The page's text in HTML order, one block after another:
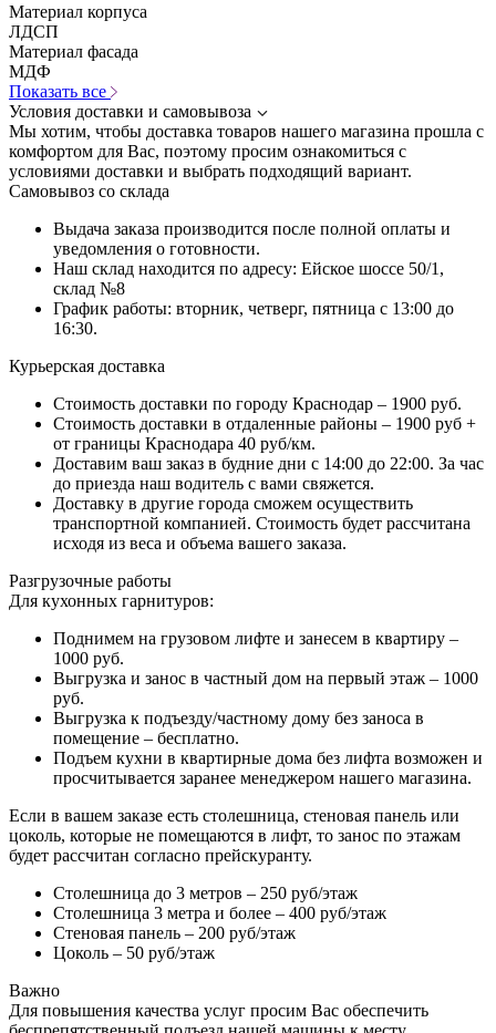
Материал корпуса
ЛДСП
Материал фасада
МДФ
Показать все
Условия доставки и самовывоза
Мы хотим, чтобы доставка товаров нашего магазина прошла с
комфортом для Вас, поэтому просим ознакомиться с
условиями доставки и выбрать подходящий вариант.
Самовывоз со склада
Выдача заказа производится после полной оплаты и
уведомления о готовности.
Наш склад находится по адресу: Ейское шоссе 50/1,
склад №8
График работы: вторник, четверг, пятница с 13:00 до
16:30.
Курьерская доставка
Стоимость доставки по городу Краснодар – 1900 руб.
Стоимость доставки в отдаленные районы – 1900 руб +
от границы Краснодара 40 руб/км.
Доставим ваш заказ в будние дни с 14:00 до 22:00. За час
до приезда наш водитель с вами свяжется.
Доставку в другие города сможем осуществить
транспортной компанией. Стоимость будет рассчитана
исходя из веса и объема вашего заказа.
Разгрузочные работы
Для кухонных гарнитуров:
Поднимем на грузовом лифте и занесем в квартиру –
1000 руб.
Выгрузка и занос в частный дом на первый этаж – 1000
руб.
Выгрузка к подъезду/частному дому без заноса в
помещение – бесплатно.
Подъем кухни в квартирные дома без лифта возможен и
просчитывается заранее менеджером нашего магазина.
Если в вашем заказе есть столешница, стеновая панель или
цоколь, которые не помещаются в лифт, то занос по этажам
будет рассчитан согласно прейскуранту.
Столешница до 3 метров – 250 руб/этаж
Столешница 3 метра и более – 400 руб/этаж
Стеновая панель – 200 руб/этаж
Цоколь – 50 руб/этаж
Важно
Для повышения качества услуг просим Вас обеспечить